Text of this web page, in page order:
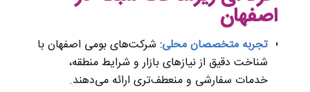
اصفهان
تجربه متخصصان محلی: شرکت‌های بومی اصفهان با
شناخت دقیق از نیازهای بازار و شرایط منطقه،
خدمات سفارشی و منعطف‌تری ارائه می‌دهند.